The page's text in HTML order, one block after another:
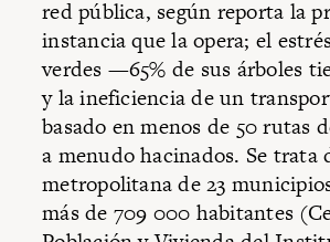
red pública, según reporta la
instancia que la opera; el
verdes —65% de sus árboles
y la ineficiencia de un
basado en menos de 50 rutas
a menudo hacinados. Se trata
metropolitana de 23
más de 709 000 habitantes